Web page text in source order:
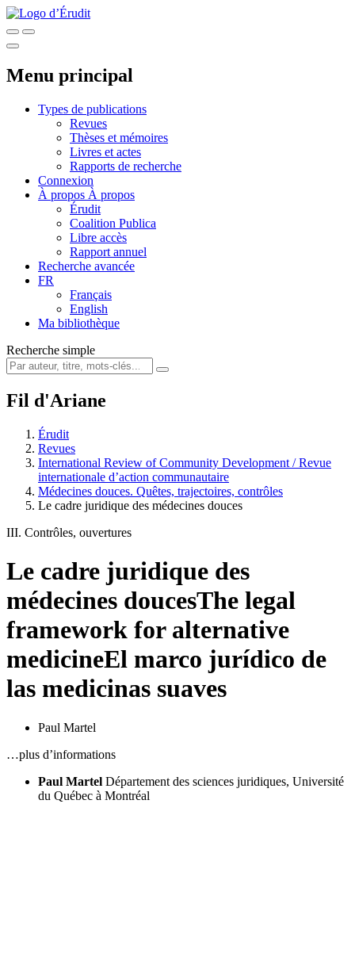
Menu principal
Types de publications
Revues
Thèses et mémoires
Livres et actes
Rapports de recherche
Connexion
À propos À propos
Érudit
Coalition Publica
Libre accès
Rapport annuel
Recherche avancée
FR
Français
English
Ma bibliothèque
Recherche simple
Fil d'Ariane
Érudit
Revues
International Review of Community Development / Revue
internationale d’action communautaire
Médecines douces. Quêtes, trajectoires, contrôles
Le cadre juridique des médecines douces
III. Contrôles, ouvertures
Le cadre juridique des
médecines doucesThe legal
framework for alternative
medicineEl marco jurídico de
las medicinas suaves
Paul Martel
…plus d’informations
Paul Martel Département des sciences juridiques, Université
du Québec à Montréal